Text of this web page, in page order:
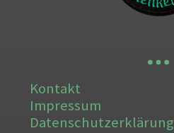
Kontakt
Impressum
Datenschutzerklärung